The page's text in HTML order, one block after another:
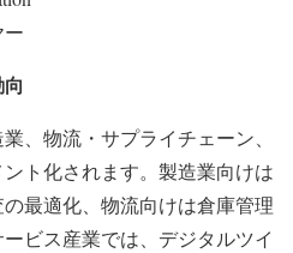
、物流・サプライチェーン、
ト化されます。製造業向けは
最適化、物流向けは倉庫管理
ビス産業では、デジタルツイ